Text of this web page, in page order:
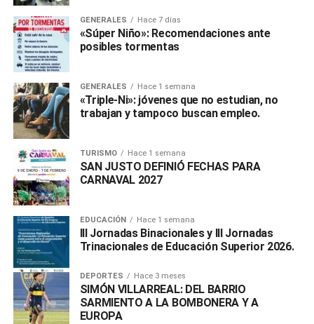
GENERALES Hace 7 días
«Súper Niño»: Recomendaciones ante
posibles tormentas
GENERALES Hace 1 semana
«Triple-Ni»: jóvenes que no estudian, no
trabajan y tampoco buscan empleo.
TURISMO Hace 1 semana
SAN JUSTO DEFINIÓ FECHAS PARA
CARNAVAL 2027
EDUCACIÓN Hace 1 semana
III Jornadas Binacionales y III Jornadas
Trinacionales de Educación Superior 2026.
DEPORTES Hace 3 meses
SIMÓN VILLARREAL: DEL BARRIO
SARMIENTO A LA BOMBONERA Y A
EUROPA